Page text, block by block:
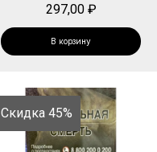
297,00 ₽
В корзину
Скидка 45%